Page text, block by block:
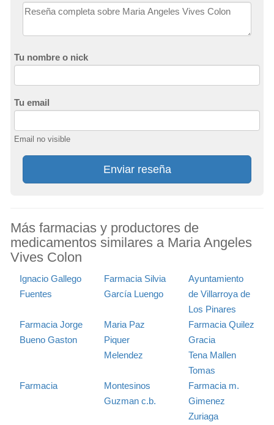
Tu nombre o nick
Tu email
Email no visible
Enviar reseña
Más farmacias y productores de
medicamentos similares a Maria Angeles
Vives Colon
Ignacio Gallego
Fuentes
Farmacia Silvia
García Luengo
Ayuntamiento
de Villarroya de
Los Pinares
Farmacia Jorge
Bueno Gaston
Maria Paz
Piquer
Melendez
Farmacia Quilez
Gracia
Tena Mallen
Tomas
Farmacia
Montesinos
Guzman c.b.
Farmacia m.
Gimenez
Zuriaga